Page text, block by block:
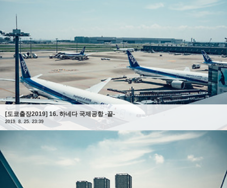
[도쿄출장2019] 16. 하네다 국제공항 -끝-
2019. 8. 25. 23:39